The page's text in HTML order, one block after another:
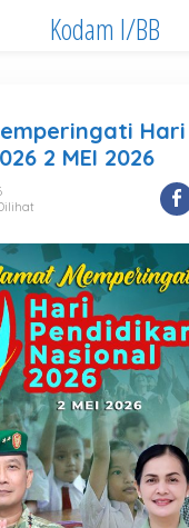
Kodam I/BB
2 MEI 2026